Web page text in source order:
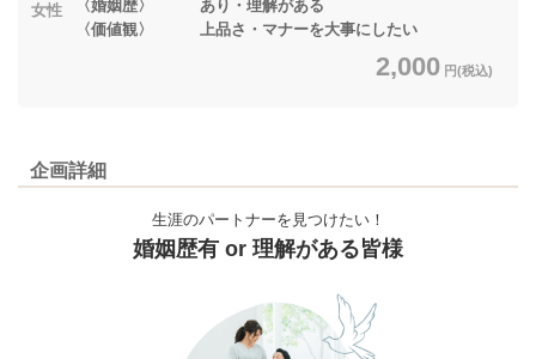
女性
〈婚姻歴〉 あり・理解がある
〈価値観〉 上品さ・マナーを大事にしたい
2,000 円(税込)
企画詳細
生涯のパートナーを見つけたい！
婚姻歴有 or 理解がある皆様